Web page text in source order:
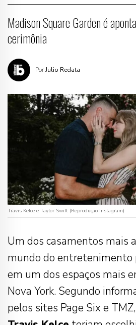
Madison Square Garden é
cerimônia
PorJulio Redata
Travis Kelce e Taylor Swift (Reprodução Instagram)
Um dos casamentos mais
mundo do entretenimento
em um dos espaços mais
Nova York. Segundo
pelos sites Page Six e TMZ,